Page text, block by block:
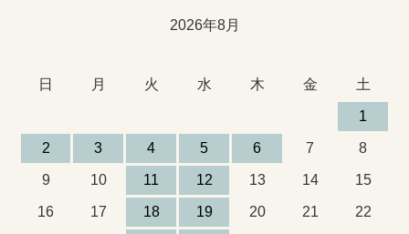
2026年8月
日 月 火 水 木 金 土
1
2 3 4 5 6 7 8
9 10 11 12 13 14 15
16 17 18 19 20 21 22